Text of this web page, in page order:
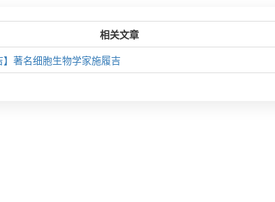
相关文章
】著名细胞生物学家施履吉